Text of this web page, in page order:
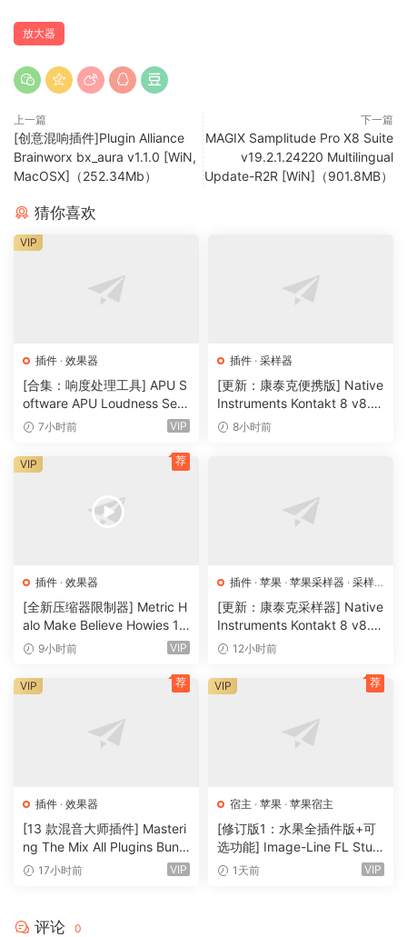
放大器
上一篇
[创意混响插件]Plugin Alliance
Brainworx bx_aura v1.1.0 [WiN,
MacOSX]（252.34Mb）
下一篇
MAGIX Samplitude Pro X8 Suite
v19.2.1.24220 Multilingual
Update-R2R [WiN]（901.8MB）
猜你喜欢
插件 · 效果器
[合集：响度处理工具] APU S
oftware APU Loudness Seri
es v5.7.0 Incl Keygen-R2R
7小时前 VIP
VIP
插件 · 采样器
[更新：康泰克便携版] Native
Instruments Kontakt 8 v8.1
2.1 PORTABLE-vkDanilov
8小时前
插件 · 效果器
[全新压缩器限制器] Metric H
alo Make Believe Howies 17
9 v4.1.17-R2R [WiN]（30.0
9小时前 VIP
VIP 荐
插件 · 苹果 · 苹果采样器 · 采样
器
[更新：康泰克采样器] Native
Instruments Kontakt 8 v8.1
2.1 [WiN, MacOSX]（1.2GB
12小时前
插件 · 效果器
[13 款混音大师插件] Masteri
ng The Mix All Plugins Bundl
e v2026.08.03 [WiN, MacO
17小时前 VIP
VIP 荐
宿主 · 苹果 · 苹果宿主
[修订版1：水果全插件版+可
选功能] Image-Line FL Studi
o Producer Edition v26.1.3.5
1天前 VIP
VIP 荐
评论 0